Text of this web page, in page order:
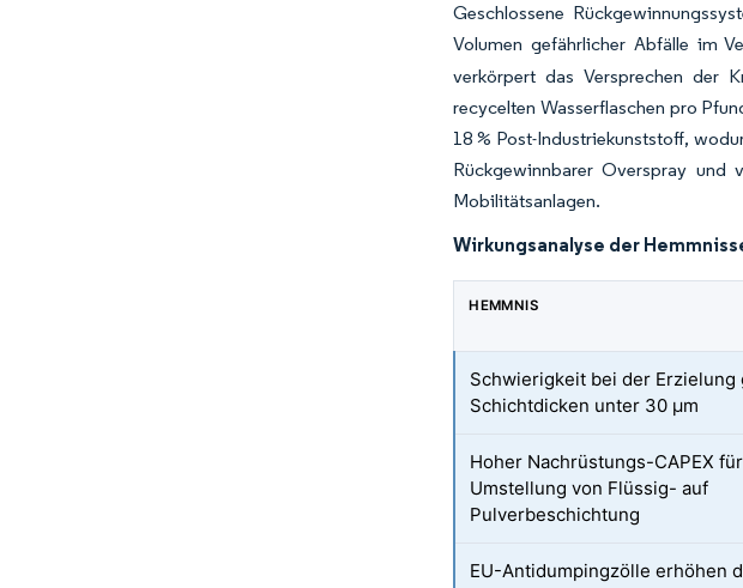
Geschlossene
Volumen gefährlicher Abfälle im
verkörpert das Versprechen der
recycelten Wasserflaschen pro
18 % Post-Industriekunststoff,
Rückgewinnbarer Overspray und
Mobilitätsanlagen.
Wirkungsanalyse der
HEMMNIS
Schwierigkeit bei der Erzielung
Schichtdicken unter 30 µm
Hoher Nachrüstungs-CAPEX
Umstellung von Flüssig- auf
Pulverbeschichtung
EU-Antidumpingzölle erhöhen